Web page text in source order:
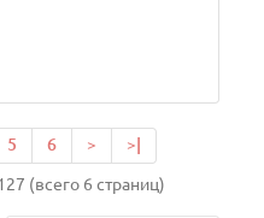
5 6 > >|
(всего 6 страниц)